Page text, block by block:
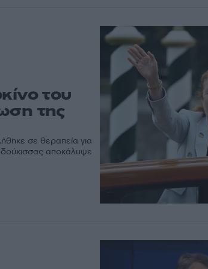
του
της
σε θεραπεία για
αποκάλυψε